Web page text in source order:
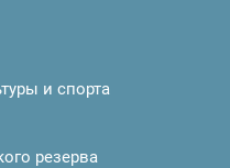
и спорта
резерва